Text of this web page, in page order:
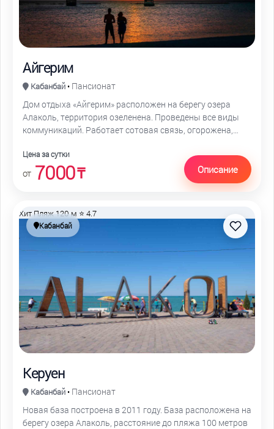
Айгерим
Кабанбай • Пансионат
Дом отдыха «Айгерим» расположен на берегу озера
Алаколь, территория озеленена. Проведены все виды
коммуникаций. Работает сотовая связь, огорожена,
Цена за сутки
от 7000₸ Описание
Хит Пляж 120 м ⭐ 4.7
Кабанбай
Керуен
Кабанбай • Пансионат
Новая база построена в 2011 году. База расположена на
берегу озера Алаколь, расстояние до пляжа 100 метров